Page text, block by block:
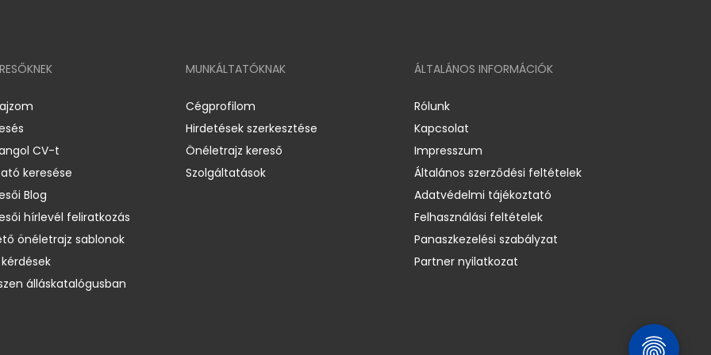
CV-t
keresése
Blog
hírlevél feliratkozás
önéletrajz sablonok
álláskatalógusban
MUNKÁLTATÓKNAK
Cégprofilom
Hirdetések szerkesztése
Önéletrajz kereső
Szolgáltatások
ÁLTALÁNOS INFORMÁCIÓK
Rólunk
Kapcsolat
Impresszum
Általános szerződési feltételek
Adatvédelmi tájékoztató
Felhasználási feltételek
Panaszkezelési szabályzat
Partner nyilatkozat